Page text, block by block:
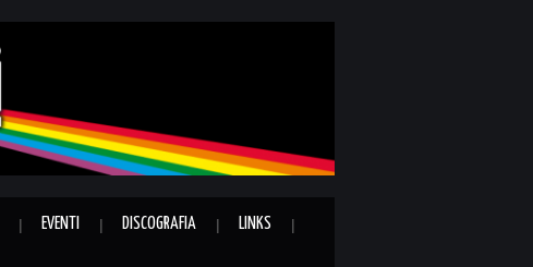
EVENTI DISCOGRAFIA LINKS